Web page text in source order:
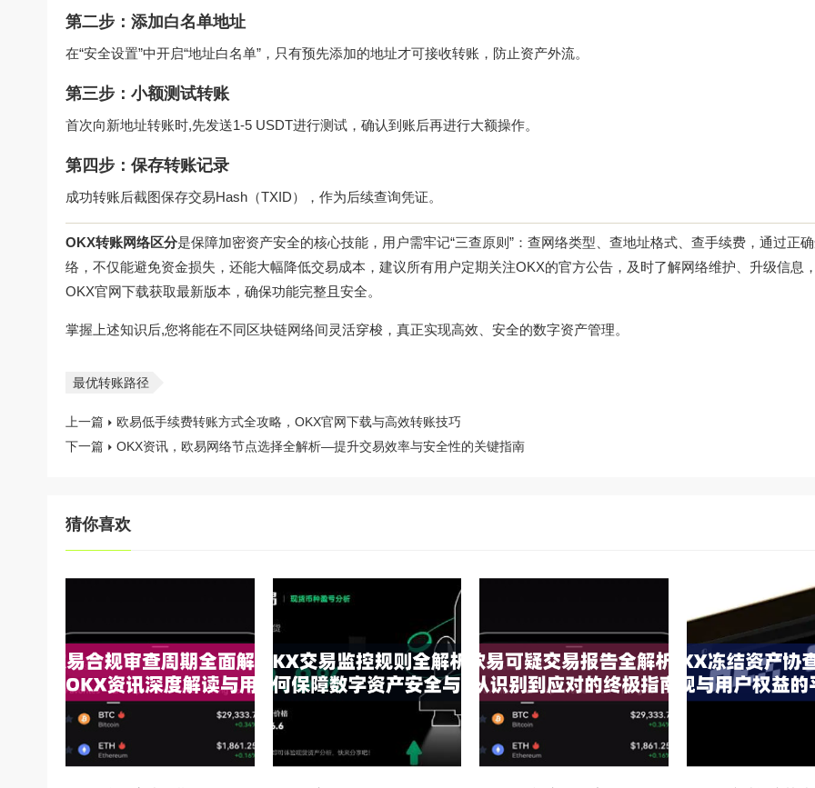
第二步：添加白名单地址
在“安全设置”中开启“地址白名单”，只有预先添加的地址才可接收转账，防止资产外流。
第三步：小额测试转账
首次向新地址转账时,先发送1-5 USDT进行测试，确认到账后再进行大额操作。
第四步：保存转账记录
成功转账后截图保存交易Hash（TXID），作为后续查询凭证。
OKX转账网络区分是保障加密资产安全的核心技能，用户需牢记“三查原则”：查网络类型、查地址格式、查手续费，通过正
络，不仅能避免资金损失，还能大幅降低交易成本，建议所有用户定期关注OKX的官方公告，及时了解网络维护、升级信息
OKX官网下载获取最新版本，确保功能完整且安全。
掌握上述知识后,您将能在不同区块链网络间灵活穿梭，真正实现高效、安全的数字资产管理。
最优转账路径
上一篇
欧易低手续费转账方式全攻略，OKX官网下载与高效转账技巧
下一篇
OKX资讯，欧易网络节点选择全解析—提升交易效率与安全性的关键指南
猜你喜欢